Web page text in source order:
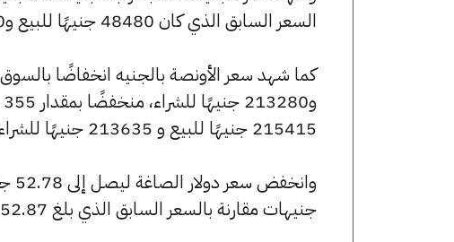
السعر السابق الذي كان 48480 جنيهًا للبيع و48080 جنيهًا للشراء.
215415 جنيهًا للبيع و 213635 جنيهًا للشراء.
جنيهات مقارنة بالسعر السابق الذي بلغ 52.87 جنيهًا للبيع و0 جنيهًا للشراء.